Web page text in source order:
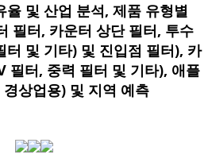
율 및 산업 분석, 제품 유형별
필터, 카운터 상단 필터, 투수
터 및 기타) 및 진입점 필터), 카
필터, 중력 필터 및 기타), 애플
상업용) 및 지역 예측